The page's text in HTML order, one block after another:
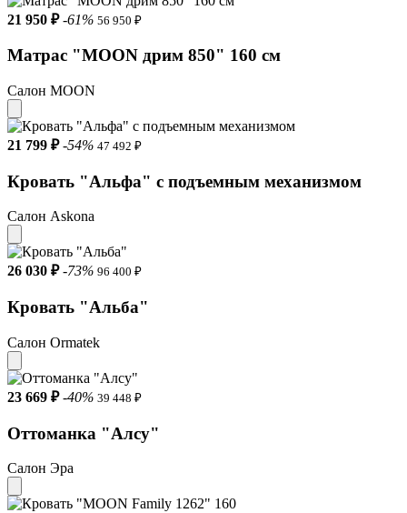
21 950 ₽ -61% 56 950 ₽
Матрас "MOON дрим 850" 160 см
Салон MOON
21 799 ₽ -54% 47 492 ₽
Кровать "Альфа" с подъемным механизмом
Салон Askona
26 030 ₽ -73% 96 400 ₽
Кровать "Альба"
Салон Ormatek
23 669 ₽ -40% 39 448 ₽
Оттоманка "Алсу"
Салон Эра